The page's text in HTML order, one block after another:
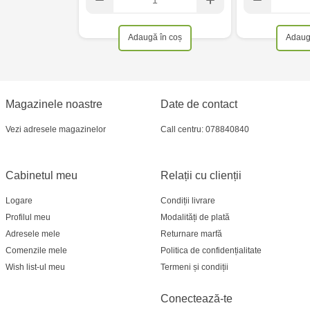
Adaugă în coș
Magazinele noastre
Vezi adresele magazinelor
Relații cu clienții
Condiții livrare
Modalități de plată
Returnare marfă
Politica de confidențialitate
Termeni și condiții
Cabinetul meu
Logare
Profilul meu
Adresele mele
Comenzile mele
Wish list-ul meu
Date de contact
Call centru: 078840840
Conectează-te